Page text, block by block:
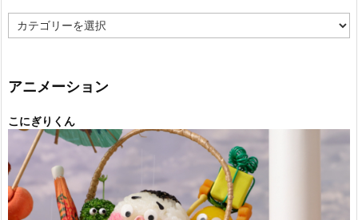
テ
ー
アニメーション
こにぎりくん